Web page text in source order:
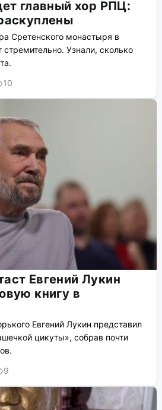
главный хор РПЦ:
Сретенского монастыря в
стремительно. Узнали, сколько
10